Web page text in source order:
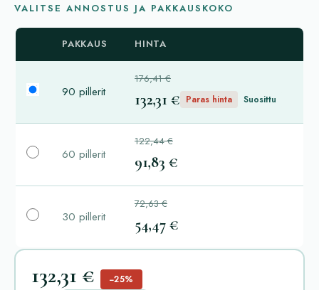
VALITSE ANNOSTUS JA PAKKAUSKOKO
PAKKAUS HINTA
90 pillerit
176,41 €
132,31 € Paras hinta Suosittu
60 pillerit
122,44 €
91,83 €
30 pillerit
72,63 €
54,47 €
132,31 € −25%